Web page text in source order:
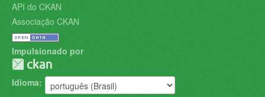
API do CKAN
Associação CKAN
Impulsionado por
Idioma